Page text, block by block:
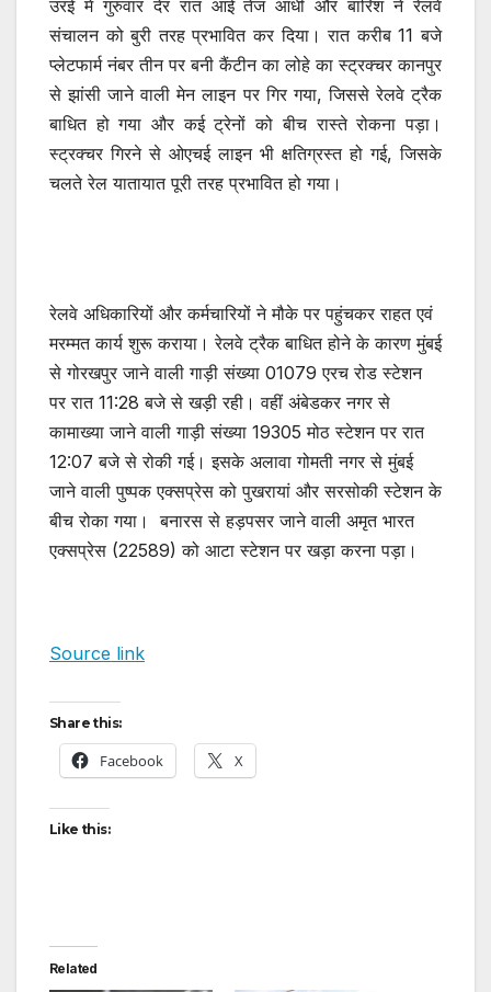
उरई में गुरुवार देर रात आई तेज आंधी और बारिश ने रेलवे
संचालन को बुरी तरह प्रभावित कर दिया। रात करीब 11 बजे
प्लेटफार्म नंबर तीन पर बनी कैंटीन का लोहे का स्ट्रक्चर कानपुर
से झांसी जाने वाली मेन लाइन पर गिर गया, जिससे रेलवे ट्रैक
बाधित हो गया और कई ट्रेनों को बीच रास्ते रोकना पड़ा।
स्ट्रक्चर गिरने से ओएचई लाइन भी क्षतिग्रस्त हो गई, जिसके
चलते रेल यातायात पूरी तरह प्रभावित हो गया।
रेलवे अधिकारियों और कर्मचारियों ने मौके पर पहुंचकर राहत एवं
मरम्मत कार्य शुरू कराया। रेलवे ट्रैक बाधित होने के कारण मुंबई
से गोरखपुर जाने वाली गाड़ी संख्या 01079 एरच रोड स्टेशन
पर रात 11:28 बजे से खड़ी रही। वहीं अंबेडकर नगर से
कामाख्या जाने वाली गाड़ी संख्या 19305 मोठ स्टेशन पर रात
12:07 बजे से रोकी गई। इसके अलावा गोमती नगर से मुंबई
जाने वाली पुष्पक एक्सप्रेस को पुखरायां और सरसोकी स्टेशन के
बीच रोका गया। बनारस से हड़पसर जाने वाली अमृत भारत
एक्सप्रेस (22589) को आटा स्टेशन पर खड़ा करना पड़ा।
Source link
Share this:
Facebook X
Like this:
Related